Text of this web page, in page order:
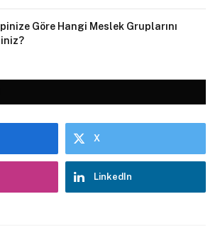
Göre Hangi Meslek Gruplarını
X
LinkedIn